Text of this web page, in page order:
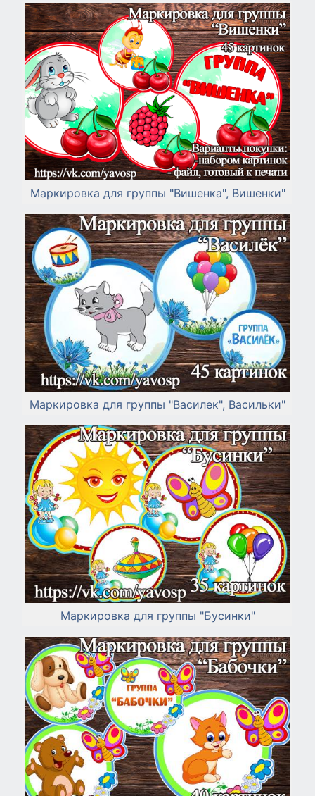
Маркировка для группы "Вишенка", Вишенки"
Маркировка для группы "Василек", Васильки"
Маркировка для группы "Бусинки"